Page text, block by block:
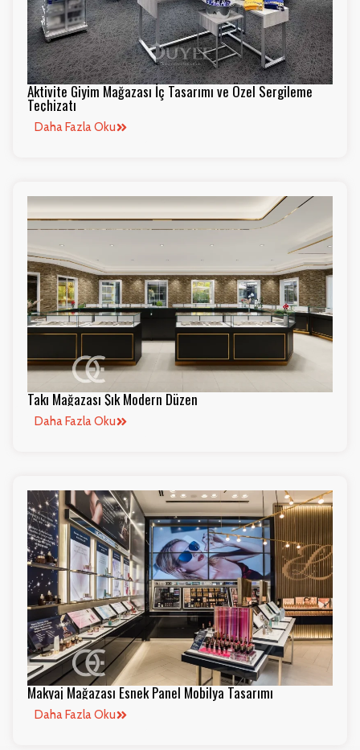
Aktivite Giyim Mağazası İç Tasarımı ve Özel Sergileme
Teçhizatı
Daha Fazla Oku
Takı Mağazası Şık Modern Düzen
Daha Fazla Oku
Makyaj Mağazası Esnek Panel Mobilya Tasarımı
Daha Fazla Oku